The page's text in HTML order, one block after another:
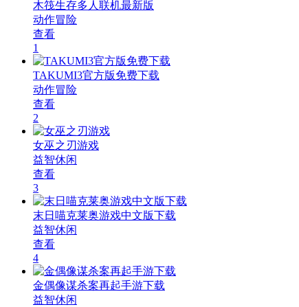
木筏生存多人联机最新版
动作冒险
查看
1
TAKUMI3官方版免费下载
动作冒险
查看
2
女巫之刃游戏
益智休闲
查看
3
末日喵克莱奥游戏中文版下载
益智休闲
查看
4
金偶像谋杀案再起手游下载
益智休闲